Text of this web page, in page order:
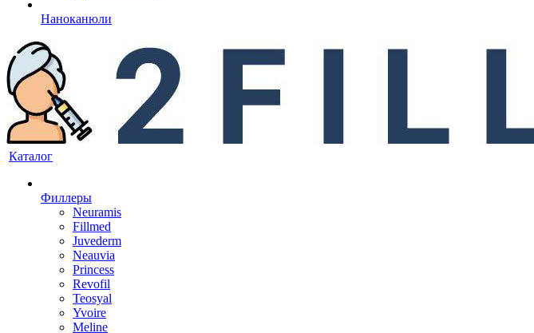
Наноканюли
Каталог
Филлеры
Neuramis
Fillmed
Juvederm
Neauvia
Princess
Revofil
Teosyal
Yvoire
Meline